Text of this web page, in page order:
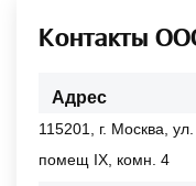
Контакты
Адрес
115201, г. Москва,
помещ IX, комн. 4